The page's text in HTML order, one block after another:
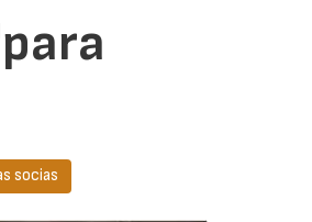
socias